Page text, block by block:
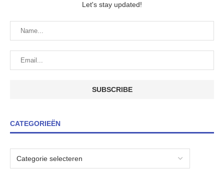
Let's stay updated!
CATEGORIEËN